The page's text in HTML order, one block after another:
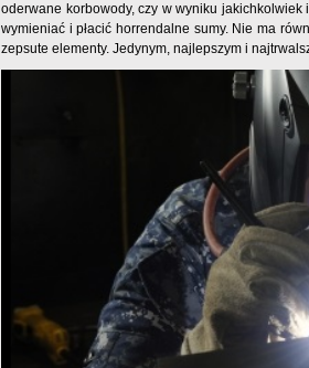
oderwane korbowody, czy w wyniku
wymieniać i płacić horrendalne sumy. Nie ma
zepsute elementy. Jedynym, najlepszym i